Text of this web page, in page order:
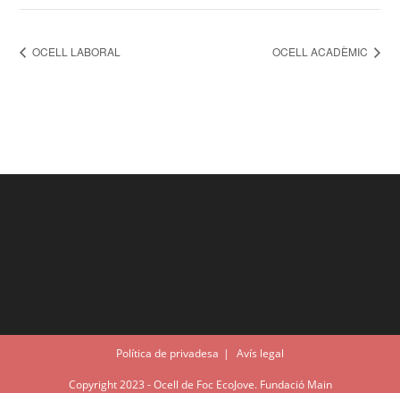
OCELL LABORAL OCELL ACADÈMIC
Política de privadesa Avís legal
Copyright 2023 - Ocell de Foc EcoJove. Fundació Main